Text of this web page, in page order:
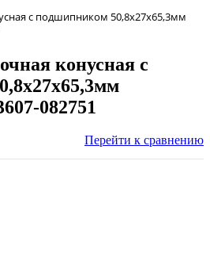
с подшипником 50,8х27х65,3мм
конусная с
082751
Перейти к сравнению